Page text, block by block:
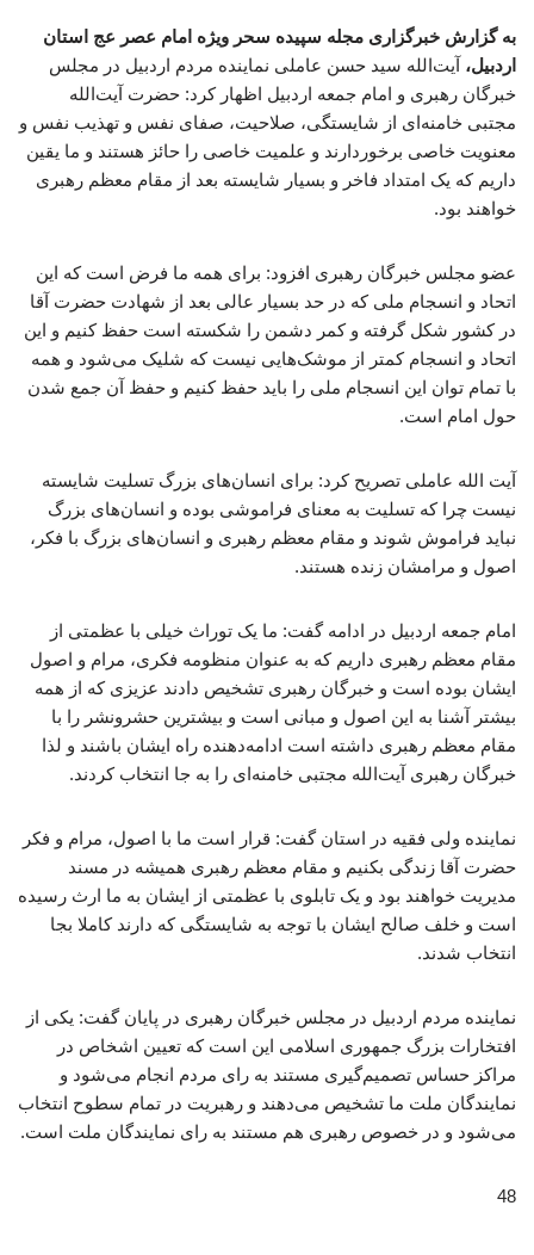
به گزارش خبرگزاری مجله سپیده سحر ویژه امام عصر عج استان
اردبیل، آیت‌الله سید حسن عاملی نماینده مردم اردبیل در مجلس
خبرگان رهبری و امام جمعه اردبیل اظهار کرد: حضرت آیت‌الله
مجتبی خامنه‌ای از شایستگی، صلاحیت، صفای نفس و تهذیب نفس و
معنویت خاصی برخوردارند و علمیت خاصی را حائز هستند و ما یقین
داریم که یک امتداد فاخر و بسیار شایسته بعد از مقام معظم رهبری
خواهند بود.
عضو مجلس خبرگان رهبری افزود: برای همه ما فرض است که این
اتحاد و انسجام ملی که در حد بسیار عالی بعد از شهادت حضرت آقا
در کشور شکل گرفته و کمر دشمن را شکسته است حفظ کنیم و این
اتحاد و انسجام کمتر از موشک‌هایی نیست که شلیک می‌شود و همه
با تمام توان این انسجام ملی را باید حفظ کنیم و حفظ آن جمع شدن
حول امام است.
آیت الله عاملی تصریح کرد: برای انسان‌های بزرگ تسلیت شایسته
نیست چرا که تسلیت به معنای فراموشی بوده و انسان‌های بزرگ
نباید فراموش شوند و مقام معظم رهبری و انسان‌های بزرگ با فکر،
اصول و مرامشان زنده هستند.
امام جمعه اردبیل در ادامه گفت: ما یک توراث خیلی با عظمتی از
مقام معظم رهبری داریم که به عنوان منظومه فکری، مرام و اصول
ایشان بوده است و خبرگان رهبری تشخیص دادند عزیزی که از همه
بیشتر آشنا به این اصول و مبانی است و بیشترین حشرونشر را با
مقام معظم رهبری داشته است ادامه‌دهنده راه ایشان باشند و لذا
خبرگان رهبری آیت‌الله مجتبی خامنه‌ای را به جا انتخاب کردند.
نماینده ولی فقیه در استان گفت: قرار است ما با اصول، مرام و فکر
حضرت آقا زندگی بکنیم و مقام معظم رهبری همیشه در مسند
مدیریت خواهند بود و یک تابلوی با عظمتی از ایشان به ما ارث رسیده
است و خلف صالح ایشان با توجه به شایستگی که دارند کاملا بجا
انتخاب شدند.
نماینده مردم اردبیل در مجلس خبرگان رهبری در پایان گفت: یکی از
افتخارات بزرگ جمهوری اسلامی این است که تعیین اشخاص در
مراکز حساس تصمیم‌گیری مستند به رای مردم انجام می‌شود و
نمایندگان ملت ما تشخیص می‌دهند و رهبریت در تمام سطوح انتخاب
می‌شود و در خصوص رهبری هم مستند به رای نمایندگان ملت است.
48